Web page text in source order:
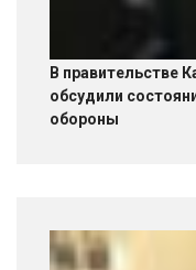
В правительстве
обсудили
обороны